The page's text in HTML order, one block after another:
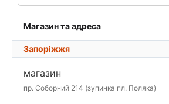
Магазин та адреса
Запоріжжя
магазин
пр. Соборний 214 (зупинка пл. Поляка)